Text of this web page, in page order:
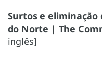
Surtos e eliminação
do Norte | The
inglês]